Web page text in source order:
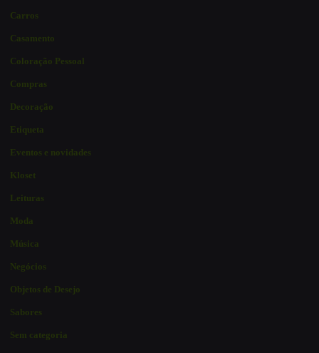
Carros
Casamento
Coloração Pessoal
Compras
Decoração
Etiqueta
Eventos e novidades
Kloset
Leituras
Moda
Música
Negócios
Objetos de Desejo
Sabores
Sem categoria